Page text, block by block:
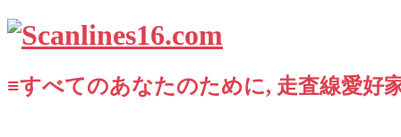
≡すべてのあなたのために, 走査線愛好